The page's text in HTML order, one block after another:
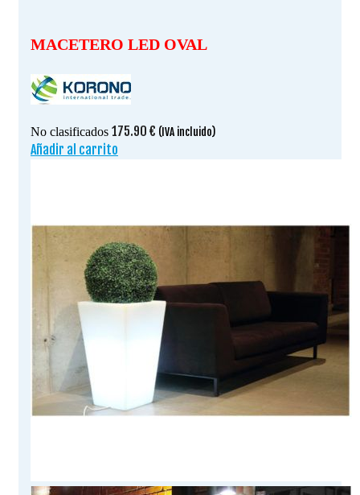
MACETERO LED OVAL
No clasificados 175.90 € (IVA incluido)
Añadir al carrito